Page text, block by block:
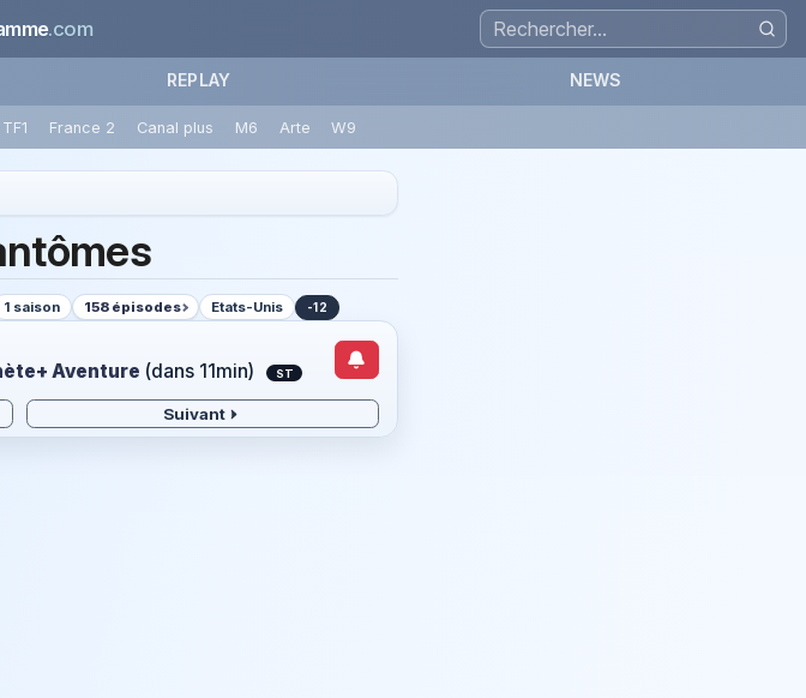
.com
REPLAY NEWS
TF1 France 2 Canal plus M6 Arte W9
1 saison 158 épisodes Etats-Unis -12
Aventure (dans 11min) ST
Suivant